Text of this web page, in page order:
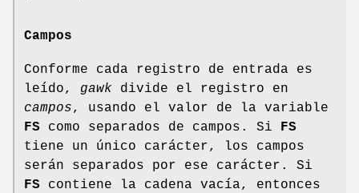
Campos
Conforme cada registro de entrada es
leído, gawk divide el registro en
campos, usando el valor de la variable
FS como separados de campos. Si FS
tiene un único carácter, los campos
serán separados por ese carácter. Si
FS contiene la cadena vacía, entonces